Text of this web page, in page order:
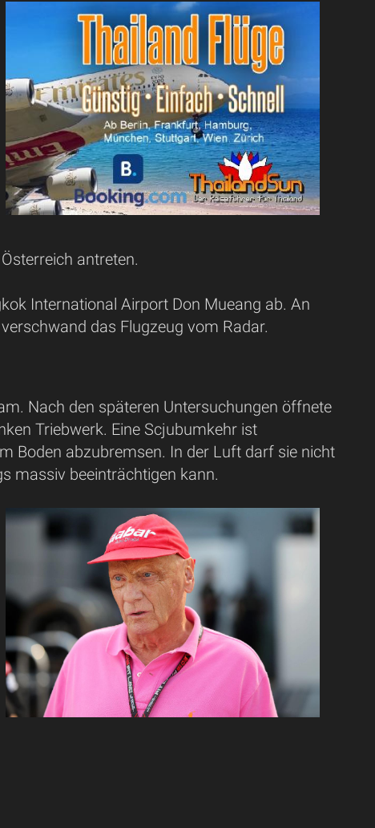
antreten.
International Airport Don Mueang ab. An
das Flugzeug vom Radar.
Nach den späteren Untersuchungen öffnete
Triebwerk. Eine Scjubumkehr ist
Boden abzubremsen. In der Luft darf sie nicht
massiv beeinträchtigen kann.